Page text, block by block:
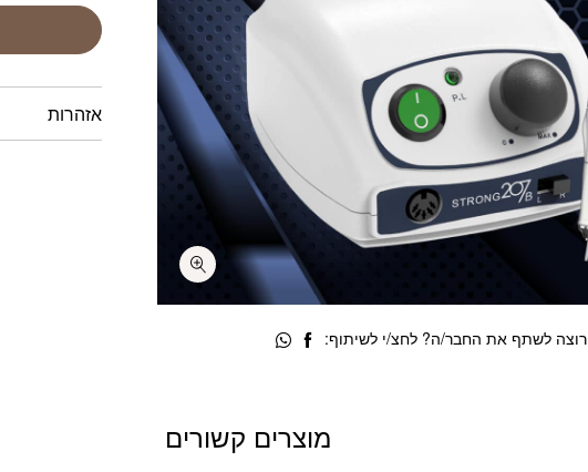
אזהרות
רוצה לשתף את החבר/ה? לחצ/י לשיתוף:
מוצרים קשורים